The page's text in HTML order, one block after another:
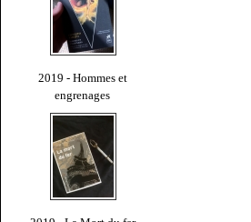
2019 - Hommes et
engrenages